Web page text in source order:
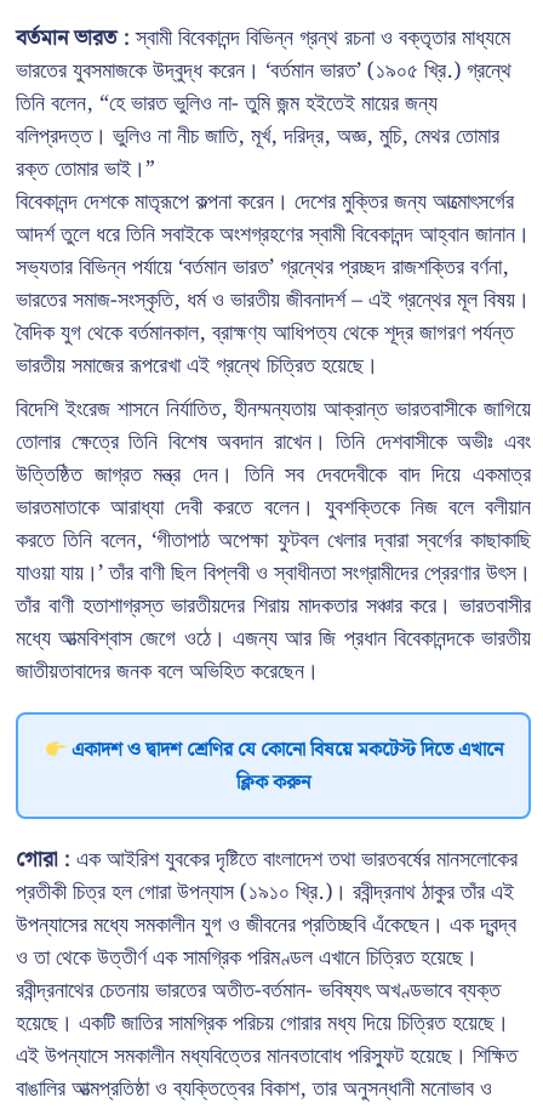
বর্তমান ভারত :স্বামী বিবেকানন্দ বিভিন্ন গ্রন্থ রচনা ও বক্তৃতার মাধ্যমে
ভারতের যুবসমাজকে উদ্বুদ্ধ করেন। ‘বর্তমান ভারত’ (১৯০৫ খ্রি.) গ্রন্থে
তিনি বলেন, “হে ভারত ভুলিও না- তুমি জন্ম হইতেই মায়ের জন্য
বলিপ্রদত্ত। ভুলিও না নীচ জাতি, মূর্খ, দরিদ্র, অজ্ঞ, মুচি, মেথর তোমার
রক্ত তোমার ভাই।”
বিবেকানন্দ দেশকে মাতৃরূপে কল্পনা করেন। দেশের মুক্তির জন্য আত্মোৎসর্গের
আদর্শ তুলে ধরে তিনি সবাইকে অংশগ্রহণের স্বামী বিবেকানন্দ আহ্বান জানান।
সভ্যতার বিভিন্ন পর্যায়ে ‘বর্তমান ভারত’ গ্রন্থের প্রচ্ছদ রাজশক্তির বর্ণনা,
ভারতের সমাজ-সংস্কৃতি, ধর্ম ও ভারতীয় জীবনাদর্শ – এই গ্রন্থের মূল বিষয়।
বৈদিক যুগ থেকে বর্তমানকাল, ব্রাহ্মণ্য আধিপত্য থেকে শূদ্র জাগরণ পর্যন্ত
ভারতীয় সমাজের রূপরেখা এই গ্রন্থে চিত্রিত হয়েছে।
বিদেশি ইংরেজ শাসনে নির্যাতিত, হীনম্মন্যতায় আক্রান্ত ভারতবাসীকে জাগিয়ে
তোলার ক্ষেত্রে তিনি বিশেষ অবদান রাখেন। তিনি দেশবাসীকে অভীঃ এবং
উত্তিষ্ঠিত জাগ্রত মন্ত্র দেন। তিনি সব দেবদেবীকে বাদ দিয়ে একমাত্র
ভারতমাতাকে আরাধ্যা দেবী করতে বলেন। যুবশক্তিকে নিজ বলে বলীয়ান
করতে তিনি বলেন, ‘গীতাপাঠ অপেক্ষা ফুটবল খেলার দ্বারা স্বর্গের কাছাকাছি
যাওয়া যায়।’ তাঁর বাণী ছিল বিপ্লবী ও স্বাধীনতা সংগ্রামীদের প্রেরণার উৎস।
তাঁর বাণী হতাশাগ্রস্ত ভারতীয়দের শিরায় মাদকতার সঞ্চার করে। ভারতবাসীর
মধ্যে আত্মবিশ্বাস জেগে ওঠে। এজন্য আর জি প্রধান বিবেকানন্দকে ভারতীয়
জাতীয়তাবাদের জনক বলে অভিহিত করেছেন।
একাদশ ও দ্বাদশ শ্রেণির যে কোনো বিষয়ে মকটেস্ট দিতে এখানে
ক্লিক করুন
গোরা : এক আইরিশ যুবকের দৃষ্টিতে বাংলাদেশ তথা ভারতবর্ষের মানসলোকের
প্রতীকী চিত্র হল গোরা উপন্যাস (১৯১০ খ্রি.)। রবীন্দ্রনাথ ঠাকুর তাঁর এই
উপন্যাসের মধ্যে সমকালীন যুগ ও জীবনের প্রতিচ্ছবি এঁকেছেন। এক দ্বন্দ্ব
ও তা থেকে উত্তীর্ণ এক সামগ্রিক পরিমণ্ডল এখানে চিত্রিত হয়েছে।
রবীন্দ্রনাথের চেতনায় ভারতের অতীত-বর্তমান- ভবিষ্যৎ অখণ্ডভাবে ব্যক্ত
হয়েছে। একটি জাতির সামগ্রিক পরিচয় গোরার মধ্য দিয়ে চিত্রিত হয়েছে।
এই উপন্যাসে সমকালীন মধ্যবিত্তের মানবতাবোধ পরিস্ফুট হয়েছে। শিক্ষিত
বাঙালির আত্মপ্রতিষ্ঠা ও ব্যক্তিত্বের বিকাশ, তার অনুসন্ধানী মনোভাব ও